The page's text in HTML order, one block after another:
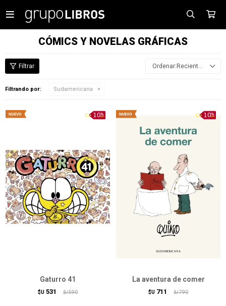

CÓMICS Y NOVELAS GRÁFICAS
Recientes
Filtrando por: Sudamericana
Gaturro 41
$U 531 $U 590
La aventura de comer
$U 711 $U 790